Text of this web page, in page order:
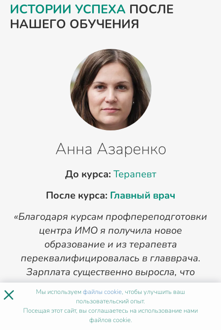
ИСТОРИИ УСПЕХА ПОСЛЕ
НАШЕГО ОБУЧЕНИЯ
Анна Азаренко
До курса: Терапевт
После курса: Главный врач
«Благодаря курсам профпереподготовки
центра ИМО я получила новое
образование и из терапевта
переквалифицировалась в главврача.
Зарплата существенно выросла, что
позволило улучшить жилищные условия.
Теперь отправляю всех бывших коллег, а
ныне своих сотрудников на курсы в ИМО».
× Мы используемфайлы cookie, чтобы улучшить ваш
пользовательский опыт.
Посещая этот сайт, вы соглашаетесь на использование нами
файлов cookie.